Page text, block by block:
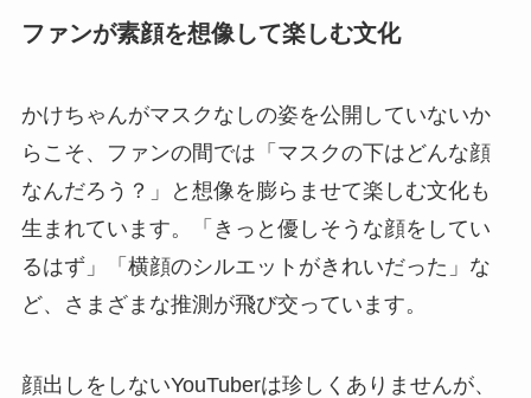
ファンが素顔を想像して楽しむ文化
かけちゃんがマスクなしの姿を公開していないか
らこそ、ファンの間では「マスクの下はどんな顔
なんだろう？」と想像を膨らませて楽しむ文化も
生まれています。「きっと優しそうな顔をしてい
るはず」「横顔のシルエットがきれいだった」な
ど、さまざまな推測が飛び交っています。
顔出しをしないYouTuberは珍しくありませんが、